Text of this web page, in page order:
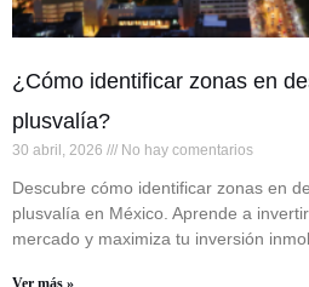
¿Cómo identificar zonas en
plusvalía?
30 abril, 2026 No hay comentarios
Descubre cómo identificar zonas en
plusvalía en México. Aprende a
mercado y maximiza tu inversión
Ver más »